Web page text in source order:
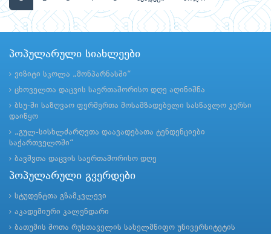
პოპულარული სიახლეები
ვიზიტი სკოლა „მონპარნასში“
ცხოველთა დაცვის საერთაშორისო დღე აღინიშნა
ბსუ-ში საზღვაო ფერმერთა მოსამზადებელი სასწავლო კურსი
დაიწყო
„გულ-სისხლძარღვთა დაავადებათა ტენდენციები
საქართველოში“
ბავშვთა დაცვის საერთაშორისო დღე
პოპულარული გვერდები
სტუდენტთა გზამკვლევი
აკადემიური კალენდარი
ბათუმის შოთა რუსთაველის სახელმწიფო უნივერსიტეტის